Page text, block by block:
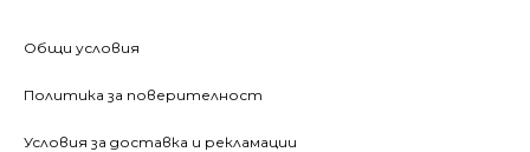
Общи условия
Политика за поверителност
Условия за доставка и рекламации